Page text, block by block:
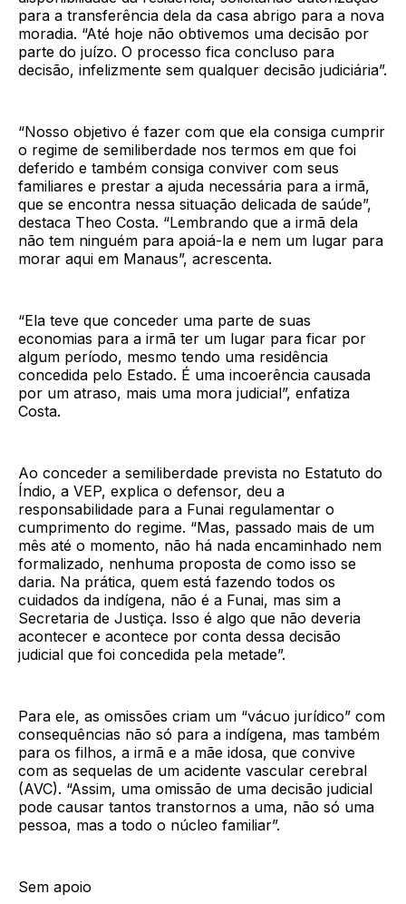
para a transferência dela da casa abrigo para a nova
moradia. “Até hoje não obtivemos uma decisão por
parte do juízo. O processo fica concluso para
decisão, infelizmente sem qualquer decisão judiciária”.
“Nosso objetivo é fazer com que ela consiga cumprir
o regime de semiliberdade nos termos em que foi
deferido e também consiga conviver com seus
familiares e prestar a ajuda necessária para a irmã,
que se encontra nessa situação delicada de saúde”,
destaca Theo Costa. “Lembrando que a irmã dela
não tem ninguém para apoiá-la e nem um lugar para
morar aqui em Manaus”, acrescenta.
“Ela teve que conceder uma parte de suas
economias para a irmã ter um lugar para ficar por
algum período, mesmo tendo uma residência
concedida pelo Estado. É uma incoerência causada
por um atraso, mais uma mora judicial”, enfatiza
Costa.
Ao conceder a semiliberdade prevista no Estatuto do
Índio, a VEP, explica o defensor, deu a
responsabilidade para a Funai regulamentar o
cumprimento do regime. “Mas, passado mais de um
mês até o momento, não há nada encaminhado nem
formalizado, nenhuma proposta de como isso se
daria. Na prática, quem está fazendo todos os
cuidados da indígena, não é a Funai, mas sim a
Secretaria de Justiça. Isso é algo que não deveria
acontecer e acontece por conta dessa decisão
judicial que foi concedida pela metade”.
Para ele, as omissões criam um “vácuo jurídico” com
consequências não só para a indígena, mas também
para os filhos, a irmã e a mãe idosa, que convive
com as sequelas de um acidente vascular cerebral
(AVC). “Assim, uma omissão de uma decisão judicial
pode causar tantos transtornos a uma, não só uma
pessoa, mas a todo o núcleo familiar”.
Sem apoio